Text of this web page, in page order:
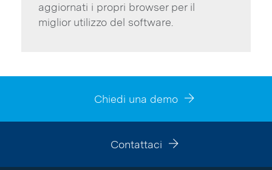
aggiornati i propri browser per il
miglior utilizzo del software.
Contattaci
Chiedi una demo